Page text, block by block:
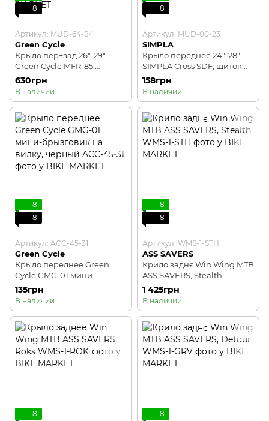
8
Артикул: MUD-64-84
Green Cycle
Крыло пер+зад 26"-29"
Green Cycle MFR-85,
быстросъемное
крепление, гибкие
дл. пер 670 мм, дл. зад 540
мм, черные
630грн
В наличии
8
Артикул: MUD-00-23
SIMPLA
Крыло переднее 24"-28"
SIMPLA Cross SDF, щиток
под нижнюю трубу рамы,
крепится ремнями, черное
158грн
В наличии
8
8
Артикул: ACC-45-31
Green Cycle
Крыло переднее Green
Cycle GMG-01 мини-
брызговик на вилку,
черный
135грн
В наличии
8
8
Артикул: WMS-1-STH
ASS SAVERS
Крило заднє Win Wing MTB
ASS SAVERS, Stealth
1 425грн
В наличии
8 8